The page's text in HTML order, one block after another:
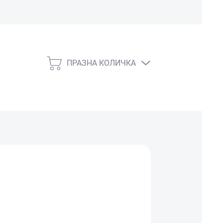
КОЛИЧКА
ПРАЗНА КОЛИЧКА